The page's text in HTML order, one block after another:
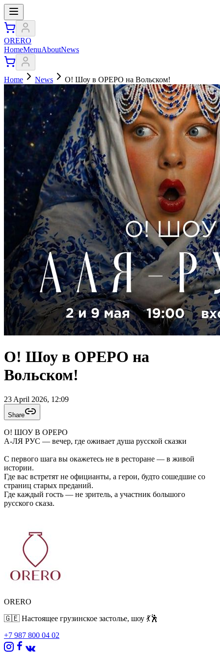
ORERO
HomeMenuAboutNews
Home News О! Шоу в ОРЕРО на Вольском!
О! Шоу в ОРЕРО на
Вольском!
23 April 2026, 12:09
Share
О! ШОУ В ОРЕРО
А-ЛЯ РУС — вечер, где оживает душа русской сказки
С первого шага вы окажетесь не в ресторане — в живой
истории.
Где вас встретят не официанты, а герои, будто сошедшие со
страниц старых преданий.
Где каждый гость — не зритель, а участник большого
русского сказа.
С запахом свежего хлеба, звоном смеха и музыкой, от которой
невозможно устоять.
На ваших глазах развернётся история, полная веселья,
хитрости и настоящей широты души.
Удалые молодцы, готовые пуститься в пляс…
Лукавые герои, что втянут вас в игру, где шутка может
И персонажи, которые выберут именно вас — чтобы вплести
Песни, от которых мурашки по коже.
Танцы, в которых нет правил — только ритм и душа.
ORERO
🇬🇪 Настоящее грузинское застолье, шоу 💃🕺
+7 987 800 04 02